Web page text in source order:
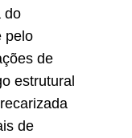
do
pelo
de
estrutural
de